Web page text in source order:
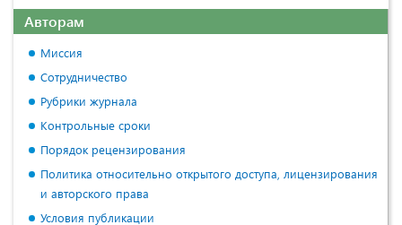
Авторам
Миссия
Сотрудничество
Рубрики журнала
Контрольные сроки
Порядок рецензирования
Политика относительно открытого доступа, лицензирования
и авторского права
Условия публикации